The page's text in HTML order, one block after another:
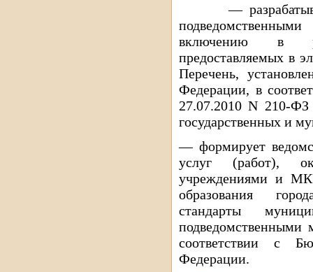
—
включению в
предоставляемых в
Перечень,
Федерации, в
27.07.2010 N 210-ФЗ
государственных и
— формирует
услуг (работ),
учреждениями и
образования
стандарты
соответствии с
Федерации.